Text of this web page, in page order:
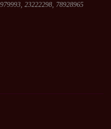
23222298, 78928965